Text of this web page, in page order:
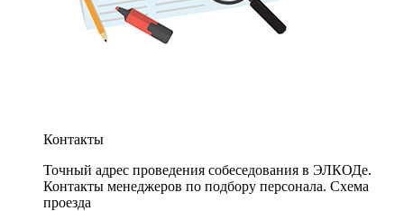
Контакты
Точный адрес проведения собеседования в ЭЛКОДе.
Контакты менеджеров по подбору персонала. Схема
проезда